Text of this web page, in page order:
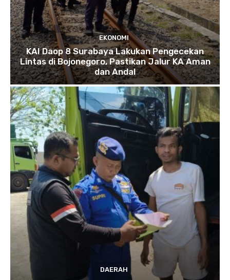
EKONOMI
KAI Daop 8 Surabaya Lakukan Pengecekan
Lintas di Bojonegoro, Pastikan Jalur KA Aman
dan Andal
DAERAH